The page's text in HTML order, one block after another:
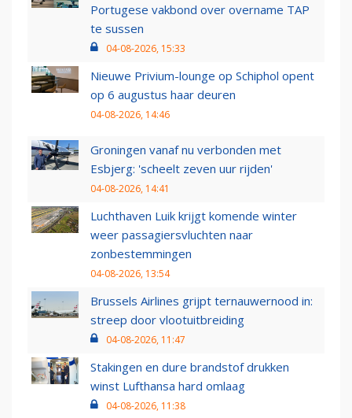
Portugese vakbond over overname TAP
te sussen
04-08-2026, 15:33
Nieuwe Privium-lounge op Schiphol opent
op 6 augustus haar deuren
04-08-2026, 14:46
Groningen vanaf nu verbonden met
Esbjerg: 'scheelt zeven uur rijden'
04-08-2026, 14:41
Luchthaven Luik krijgt komende winter
weer passagiersvluchten naar
zonbestemmingen
04-08-2026, 13:54
Brussels Airlines grijpt ternauwernood in:
streep door vlootuitbreiding
04-08-2026, 11:47
Stakingen en dure brandstof drukken
winst Lufthansa hard omlaag
04-08-2026, 11:38